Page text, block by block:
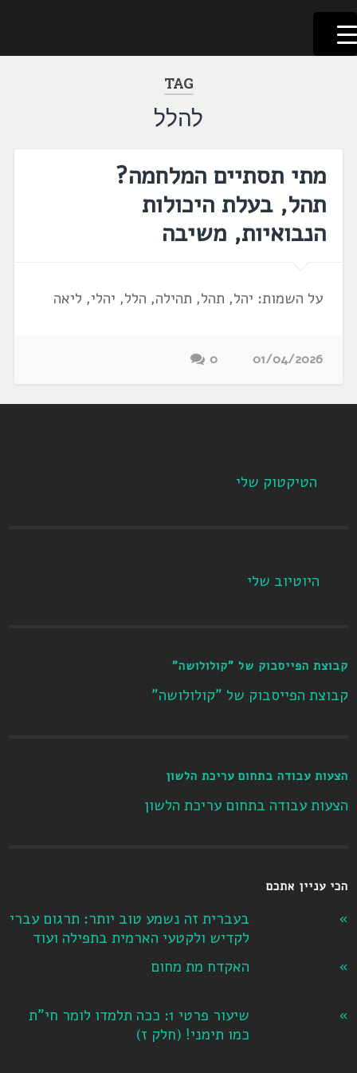
דלג
לתוכן
לשוניאדה
עברית. לשון. שפה
TAG
להלל
מתי תסתיים המלחמה?
תהל, בעלת היכולות
הנבואיות, משיבה
על השמות: יהל, תהל, תהילה, הלל, יהלי, ליאה
01/04/2026
0
הטיקטוק שלי
היוטיוב שלי
קבוצת הפייסבוק של "קולולושה"
קבוצת הפייסבוק של "קולולושה"
הצעות עבודה בתחום עריכת הלשון
הצעות עבודה בתחום עריכת הלשון
הכי עניין אתכם
בעברית זה נשמע טוב יותר: תרגום עברי
לקדיש ולקטעי הארמית בתפילה ועוד
האקדח מת מחום
שיעור פרטי 1: ככה תלמדו לומר חי"ת
כמו תימני! ‏(חלק ז‏)